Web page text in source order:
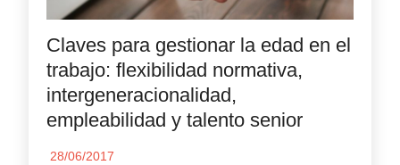
Claves para gestionar la edad en el
trabajo: flexibilidad normativa,
intergeneracionalidad,
empleabilidad y talento senior
28/06/2017